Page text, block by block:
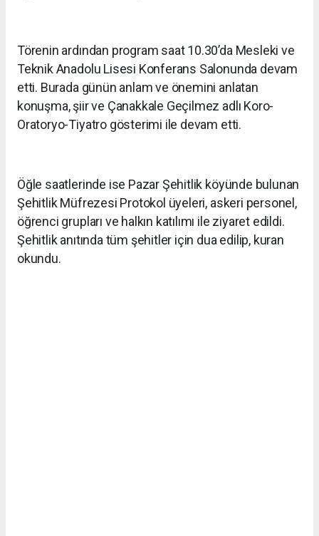
Törenin ardından program saat 10.30’da Mesleki ve
Teknik Anadolu Lisesi Konferans Salonunda devam
etti. Burada günün anlam ve önemini anlatan
konuşma, şiir ve Çanakkale Geçilmez adlı Koro-
Oratoryo-Tiyatro gösterimi ile devam etti.
Öğle saatlerinde ise Pazar Şehitlik köyünde bulunan
Şehitlik Müfrezesi Protokol üyeleri, askeri personel,
öğrenci grupları ve halkın katılımı ile ziyaret edildi.
Şehitlik anıtında tüm şehitler için dua edilip, kuran
okundu.